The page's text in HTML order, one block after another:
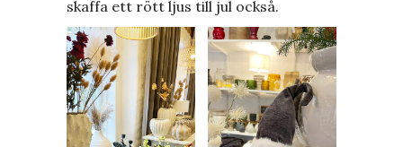
skaffa ett rött ljus till jul också.